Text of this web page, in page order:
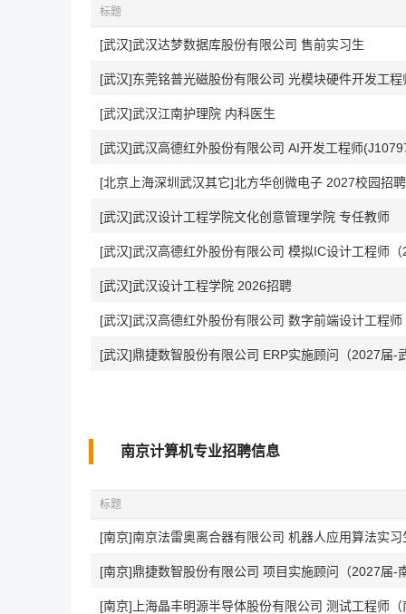
标题
[武汉]武汉达梦数据库股份有限公司 售前实习生
[武汉]东莞铭普光磁股份有限公司 光模块硬件开发工程
[武汉]武汉江南护理院 内科医生
[武汉]武汉高德红外股份有限公司 AI开发工程师
[北京上海深圳武汉其它]北方华创微电子 2027校园招聘
[武汉]武汉设计工程学院文化创意管理学院 专任教师
[武汉]武汉高德红外股份有限公司 模拟IC设计工程师
[武汉]武汉设计工程学院 2026招聘
[武汉]武汉高德红外股份有限公司 数字前端设计工程
[武汉]鼎捷数智股份有限公司 ERP实施顾问（2027届-
南京计算机专业招聘信息
标题
[南京]南京法雷奥离合器有限公司 机器人应用算法实习
[南京]鼎捷数智股份有限公司 项目实施顾问（2027届-
[南京]上海晶丰明源半导体股份有限公司 测试工程师（